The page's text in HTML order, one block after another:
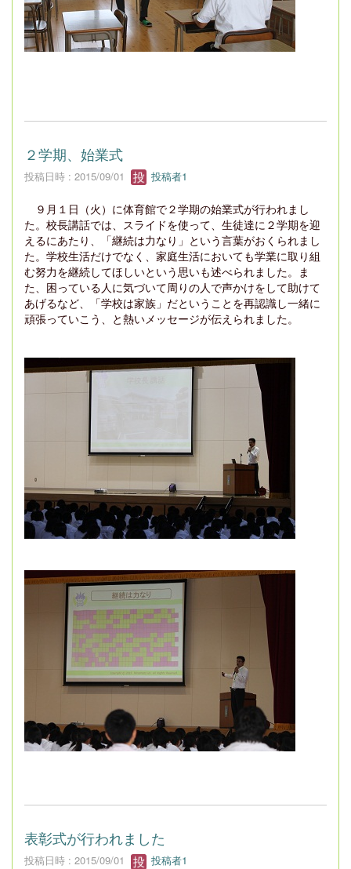
２学期、始業式
投稿日時 : 2015/09/01 投稿者1
９月１日（火）に体育館で２学期の始業式が行われまし
た。校長講話では、スライドを使って、生徒達に２学期を迎
えるにあたり、「継続は力なり」という言葉がおくられまし
た。学校生活だけでなく、家庭生活においても学業に取り組
む努力を継続してほしいという思いも述べられました。ま
た、困っている人に気づいて周りの人で声かけをして助けて
あげるなど、「学校は家族」だということを再認識し一緒に
頑張っていこう、と熱いメッセージが伝えられました。
表彰式が行われました
投稿日時 : 2015/09/01 投稿者1